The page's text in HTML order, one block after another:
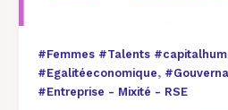
#Femmes #Talents
#Egalitéeconomique,
#Entreprise - Mixité - RSE